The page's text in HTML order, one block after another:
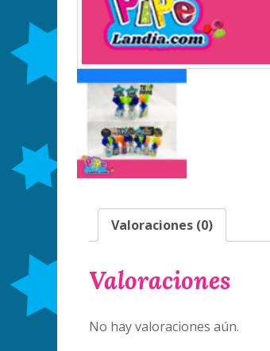
Valoraciones (0)
Valoraciones
No hay valoraciones aún.